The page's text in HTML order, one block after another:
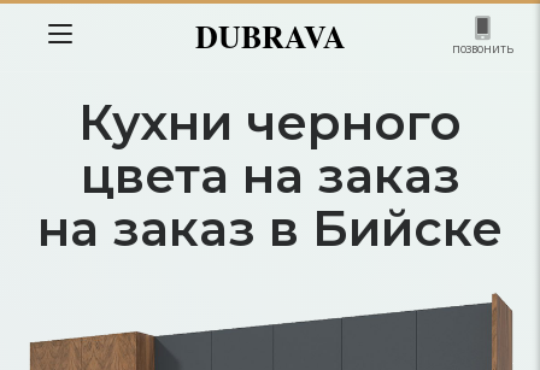
DUBRAVA позвонить
Кухни черного
цвета на заказ
на заказ в Бийске